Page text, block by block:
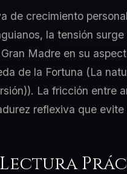
de crecimiento
la tensión
Madre en su
de la Fortuna (La
La fricción entre
reflexiva que
Lectura